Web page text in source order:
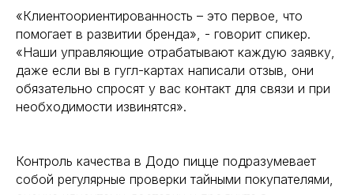
«Клиентоориентированность – это первое, что
помогает в развитии бренда», - говорит спикер.
«Наши управляющие отрабатывают каждую заявку,
даже если вы в гугл-картах написали отзыв, они
обязательно спросят у вас контакт для связи и при
необходимости извинятся».
Контроль качества в Додо пицце подразумевает
собой регулярные проверки тайными покупателями,